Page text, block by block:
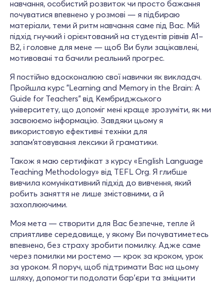
навчання, особистий розвиток чи просто бажання
почуватися впевнено у розмові — я підбираю
матеріали, теми й ритм навчання саме під Вас. Мій
підхід гнучкий і орієнтований на студентів рівнів A1–
B2, і головне для мене — щоб Ви були зацікавлені,
мотивовані та бачили реальний прогрес.
Я постійно вдосконалюю свої навички як викладач.
Пройшла курс "Learning and Memory in the Brain: A
Guide for Teachers" від Кембриджського
університету, що допоміг мені краще зрозуміти, як ми
засвоюємо інформацію. Завдяки цьому я
використовую ефективні техніки для
запам’ятовування лексики й граматики.
Також я маю сертифікат з курсу «English Language
Teaching Methodology» від TEFL Org. Я глибше
вивчила комунікативний підхід до вивчення, який
робить заняття не лише змістовними, а й
захоплюючими.
Моя мета — створити для Вас безпечне, тепле й
сприятливе середовище, у якому Ви почуватиметесь
впевнено, без страху зробити помилку. Адже саме
через помилки ми ростемо — крок за кроком, урок
за уроком. Я поруч, щоб підтримати Вас на цьому
шляху, допомогти подолати бар’єри та зміцнити